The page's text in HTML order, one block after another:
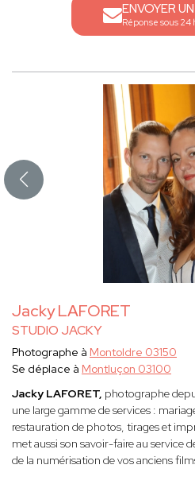
ENVOYER
Réponse sous 24
Jacky LAFORET
STUDIO JACKY
Photographe à Montoldre 03150
Se déplace à Montluçon 03100
Jacky LAFORET, photographe
une large gamme de services :
restauration de photos, tirages et
met aussi son savoir-faire au service
de la numérisation de vos anciens